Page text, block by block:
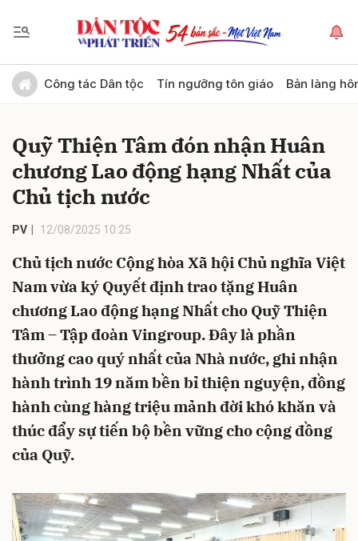
Công tác Dân tộc Tín ngưỡng tôn giáo Bản làng
Quỹ Thiện Tâm đón nhận Huân
chương Lao động hạng Nhất của
Chủ tịch nước
PV 12/08/2025 10:25
Chủ tịch nước Cộng hòa Xã hội Chủ nghĩa Việt
Nam vừa ký Quyết định trao tặng Huân
chương Lao động hạng Nhất cho Quỹ Thiện
Tâm – Tập đoàn Vingroup. Đây là phần
thưởng cao quý nhất của Nhà nước, ghi nhận
hành trình 19 năm bền bỉ thiện nguyện, đồng
hành cùng hàng triệu mảnh đời khó khăn và
thúc đẩy sự tiến bộ bền vững cho cộng đồng
của Quỹ.
Gửi bình luận